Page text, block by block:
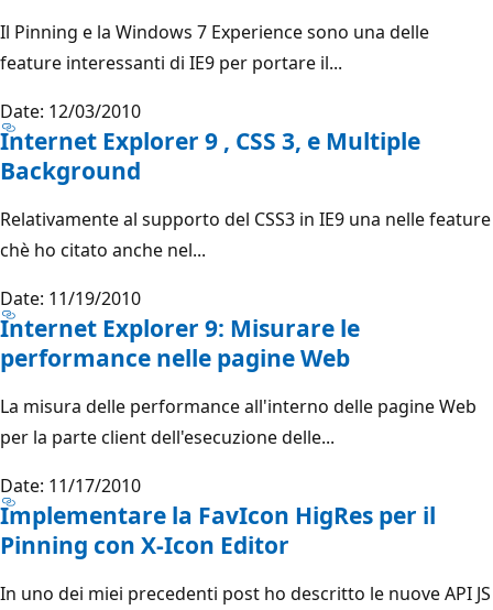
Il Pinning e la Windows 7 Experience sono una delle
feature interessanti di IE9 per portare il...
Date: 12/03/2010
Internet Explorer 9 , CSS 3, e Multiple
Background
Relativamente al supporto del CSS3 in IE9 una nelle feature
chè ho citato anche nel...
Date: 11/19/2010
Internet Explorer 9: Misurare le
performance nelle pagine Web
La misura delle performance all'interno delle pagine Web
per la parte client dell'esecuzione delle...
Date: 11/17/2010
Implementare la FavIcon HigRes per il
Pinning con X-Icon Editor
In uno dei miei precedenti post ho descritto le nuove API JS